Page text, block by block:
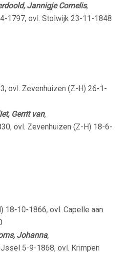
Jannigje Cornelis,
1797, ovl. Stolwijk 23-11-1848
ovl. Zevenhuizen (Z-H) 26-1-
Gerrit van,
ovl. Zevenhuizen (Z-H) 18-6-
18-10-1866, ovl. Capelle aan
Johanna,
5-9-1868, ovl. Krimpen